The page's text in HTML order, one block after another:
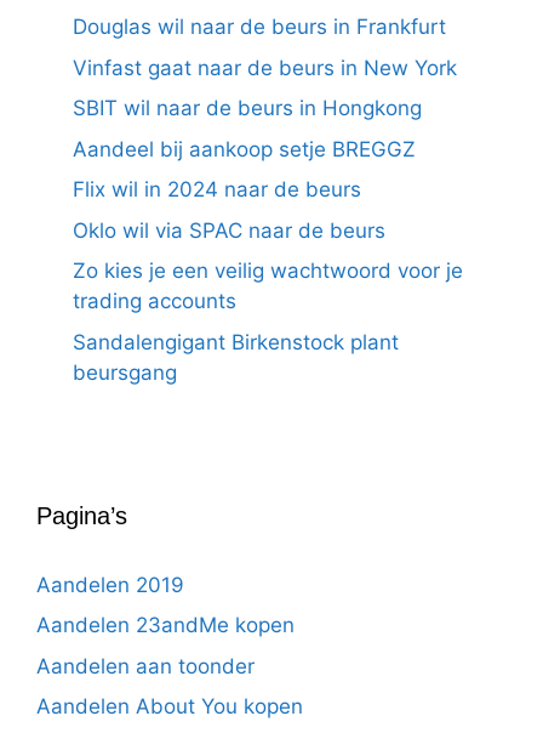
Douglas wil naar de beurs in Frankfurt
Vinfast gaat naar de beurs in New York
SBIT wil naar de beurs in Hongkong
Aandeel bij aankoop setje BREGGZ
Flix wil in 2024 naar de beurs
Oklo wil via SPAC naar de beurs
Zo kies je een veilig wachtwoord voor je
trading accounts
Sandalengigant Birkenstock plant
beursgang
Pagina’s
Aandelen 2019
Aandelen 23andMe kopen
Aandelen aan toonder
Aandelen About You kopen